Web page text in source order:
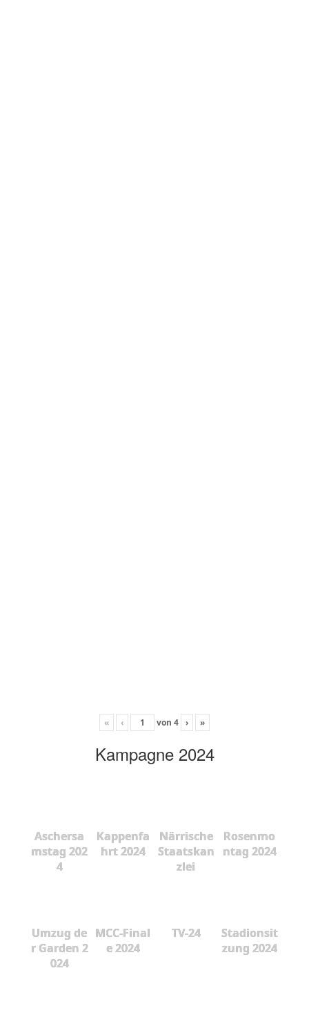
« ‹ von 4 › »
Kampagne 2024
Aschersa
mstag 202
4
Kappenfa
hrt 2024
Närrische
Staatskan
zlei
Rosenmo
ntag 2024
Umzug de
r Garden 2
024
MCC-Final
e 2024
TV-24
Stadionsit
zung 2024